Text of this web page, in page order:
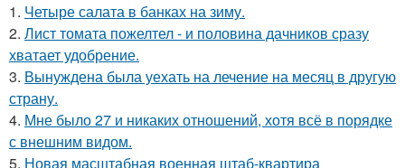
1. Четыре салата в банках на зиму.
2. Лист томата пожелтел - и половина дачников сразу
хватает удобрение.
3. Вынуждена была уехать на лечение на месяц в другую
страну.
4. Мне было 27 и никаких отношений, хотя всё в порядке
с внешним видом.
5. Новая масштабная военная штаб-квартира